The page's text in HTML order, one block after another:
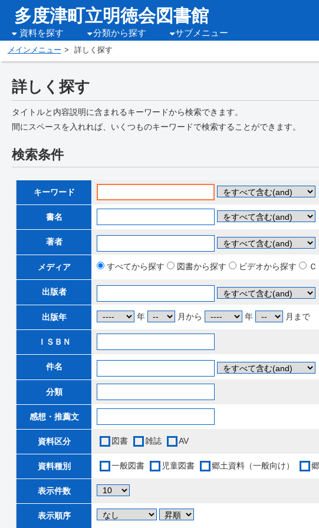
多度津町立明徳会図書館
資料を探す 分類から探す サブメニュー
メインメニュー 詳しく探す
詳しく探す
タイトルと内容説明に含まれるキーワードから検索できます。
間にスペースを入れれば、いくつものキーワードで検索することができます。
検索条件
キーワード
書名
著者
メディア すべてから探す 図書から探す ビデオから探す
出版者
出版年 年 月から 年 月まで
ＩＳＢＮ
件名
分類
感想・推薦文
資料区分 図書 雑誌 AV
資料種別 一般図書 児童図書 郷土資料（一般向け）
表示件数
表示順序